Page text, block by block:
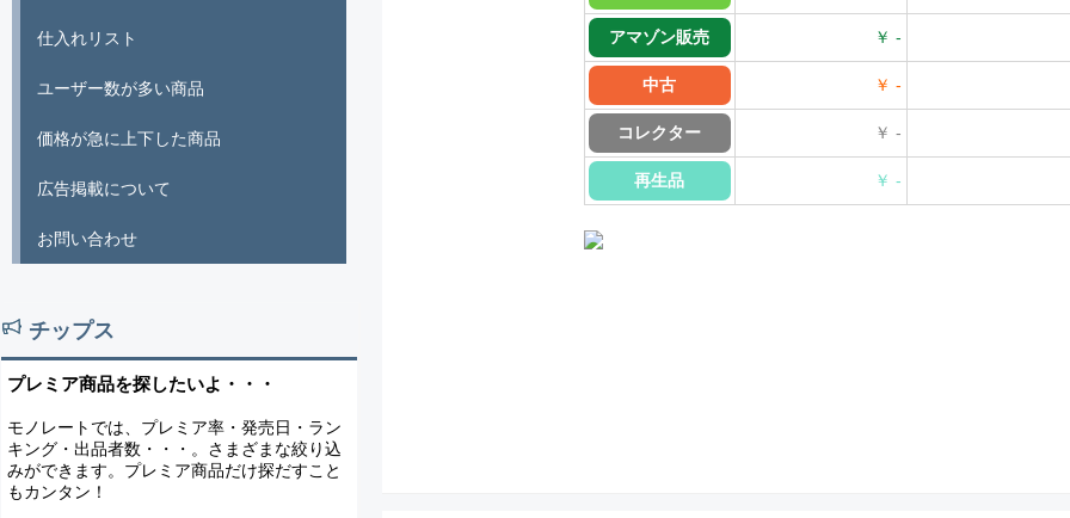
アマゾン販売 ￥ -
中古 ￥ -
コレクター ￥ -
再生品 ￥ -
仕入れリスト
ユーザー数が多い商品
価格が急に上下した商品
広告掲載について
お問い合わせ
チップス
プレミア商品を探したいよ・・・
モノレートでは、プレミア率・発売日・ラン
キング・出品者数・・・。さまざまな絞り込
みができます。プレミア商品だけ探だすこと
もカンタン！